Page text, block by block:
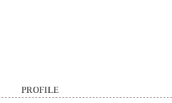
PROFILE